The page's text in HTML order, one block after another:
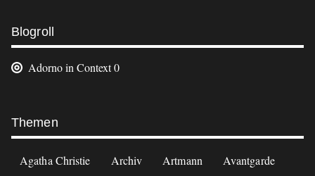
Weitere
Informationen
Blogroll
Adorno in Context0
Themen
Agatha Christie Archiv Artmann
Avantgarde